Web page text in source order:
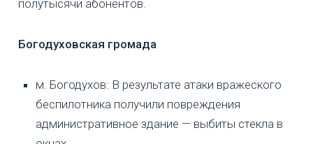
полутысячи абонентов.
Богодуховская громада
м. Богодухов: В результате атаки вражеского
беспилотника получили повреждения
административное здание — выбиты стекла в